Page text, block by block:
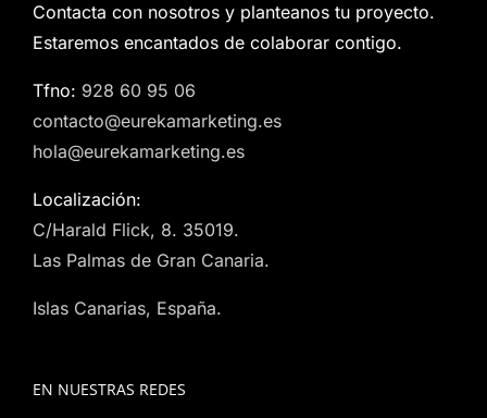
Contacta con nosotros y planteanos tu proyecto.
Estaremos encantados de colaborar contigo.
Tfno: 928 60 95 06
contacto@eurekamarketing.es
hola@eurekamarketing.es
Localización:
C/Harald Flick, 8. 35019.
Las Palmas de Gran Canaria.
Islas Canarias, España.
EN NUESTRAS REDES